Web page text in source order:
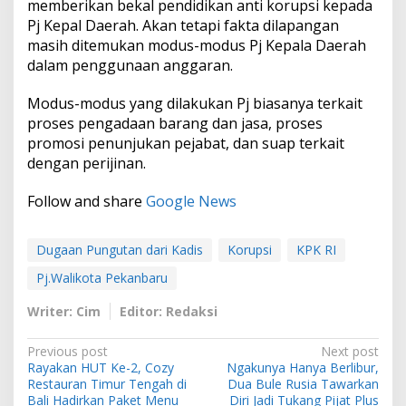
memberikan bekal pendidikan anti korupsi kepada
Pj Kepal Daerah. Akan tetapi fakta dilapangan
masih ditemukan modus-modus Pj Kepala Daerah
dalam penggunaan anggaran.
Modus-modus yang dilakukan Pj biasanya terkait
proses pengadaan barang dan jasa, proses
promosi penunjukan pejabat, dan suap terkait
dengan perijinan.
Follow and share Google News
Dugaan Pungutan dari Kadis Korupsi
KPK RI
Pj.Walikota Pekanbaru
Writer: Cim
Editor: Redaksi
P
o
Previous post
Rayakan HUT Ke-2, Cozy
Restauran Timur Tengah di
Bali Hadirkan Paket Menu
Next post
Ngakunya Hanya Berlibur,
Dua Bule Rusia Tawarkan
Diri Jadi Tukang Pijat Plus